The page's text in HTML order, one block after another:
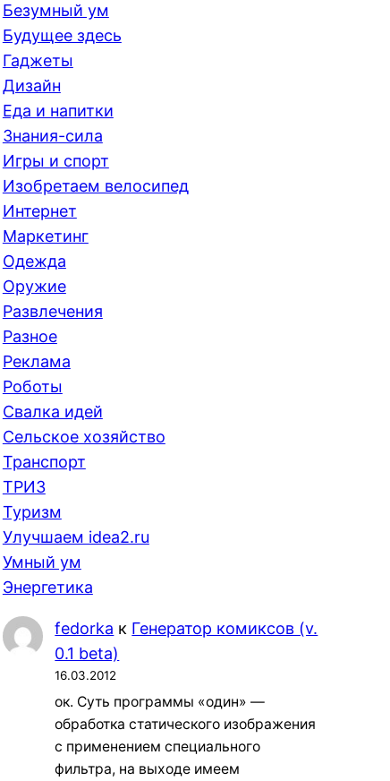
Безумный ум
Будущее здесь
Гаджеты
Дизайн
Еда и напитки
Знания-сила
Игры и спорт
Изобретаем велосипед
Интернет
Маркетинг
Одежда
Оружие
Развлечения
Разное
Реклама
Роботы
Свалка идей
Сельское хозяйство
Транспорт
ТРИЗ
Туризм
Улучшаем idea2.ru
Умный ум
Энергетика
fedorka к Генератор комиксов (v.
0.1 beta)
16.03.2012
ок. Суть программы «один» —
обработка статического изображения
с применением специального
фильтра, на выходе имеем